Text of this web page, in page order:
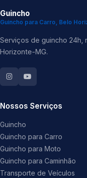
Guincho
Guincho para Carro, Belo
Serviços de guincho 24h,
Horizonte-MG.
Nossos Serviços
Guincho
Guincho para Carro
Guincho para Moto
Guincho para Caminhão
Transporte de Veículos